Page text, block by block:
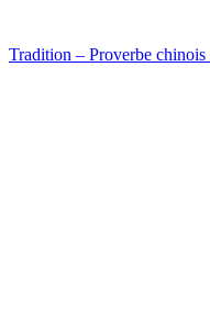
Tradition – Proverbe chinois